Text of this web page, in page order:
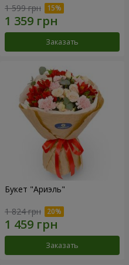
1 599 грн
Заказать
Букет "Ариэль"
1 824 грн
Заказать